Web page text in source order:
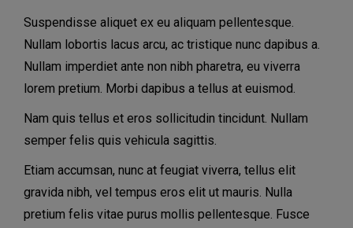
Suspendisse aliquet ex eu aliquam pellentesque.
Nullam lobortis lacus arcu, ac tristique nunc dapibus a.
Nullam imperdiet ante non nibh pharetra, eu viverra
lorem pretium. Morbi dapibus a tellus at euismod.
Nam quis tellus et eros sollicitudin tincidunt. Nullam
semper felis quis vehicula sagittis.
Etiam accumsan, nunc at feugiat viverra, tellus elit
gravida nibh, vel tempus eros elit ut mauris. Nulla
pretium felis vitae purus mollis pellentesque. Fusce